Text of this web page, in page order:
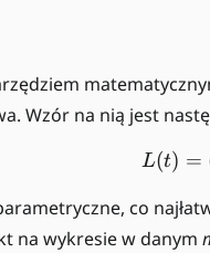
Wzór na nią jest
L(t) =
co
na wykresie w danym